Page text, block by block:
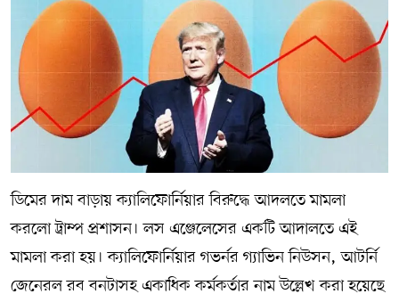
ডিমের দাম বাড়ায় ক্যালিফোর্নিয়ার বিরুদ্ধে আদলতে মামলা
করলো ট্রাম্প প্রশাসন। লস এঞ্জেলেসের একটি আদালতে এই
মামলা করা হয়। ক্যালিফোর্নিয়ার গভর্নর গ্যাভিন নিউসন, আটর্নি
জেনেরল রব বনটাসহ একাধিক কর্মকর্তার নাম উল্লেখ করা হয়েছে